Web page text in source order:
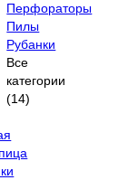
Перфораторы
Пилы
Рубанки
Все
категории
(14)